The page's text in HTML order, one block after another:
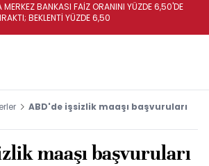
MERKEZ BANKASI FAİZ ORANINI YÜZDE 6,50'DE
BEKLENTİ YÜZDE 6,50
ABD'de işsizlik maaşı başvuruları
maaşı başvuruları